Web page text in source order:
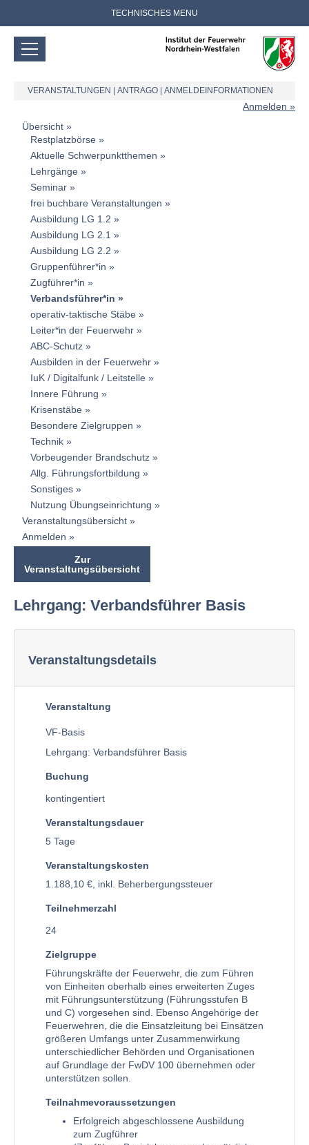
TECHNISCHES MENU
VERANSTALTUNGEN ANTRAGO ANMELDEINFORMATIONEN
Anmelden
Übersicht
Restplatzbörse
Aktuelle Schwerpunktthemen
Lehrgänge
Seminar
frei buchbare Veranstaltungen
Ausbildung LG 1.2
Ausbildung LG 2.1
Ausbildung LG 2.2
Gruppenführer*in
Zugführer*in
Verbandsführer*in
operativ-taktische Stäbe
Leiter*in der Feuerwehr
ABC-Schutz
Ausbilden in der Feuerwehr
IuK / Digitalfunk / Leitstelle
Innere Führung
Krisenstäbe
Besondere Zielgruppen
Technik
Vorbeugender Brandschutz
Allg. Führungsfortbildung
Sonstiges
Nutzung Übungseinrichtung
Veranstaltungsübersicht
Anmelden
Zur
Veranstaltungsübersicht
Lehrgang: Verbandsführer Basis
Veranstaltungsdetails
Veranstaltung
VF-Basis
Lehrgang: Verbandsführer Basis
Buchung
kontingentiert
Veranstaltungsdauer
5 Tage
Veranstaltungskosten
1.188,10 €, inkl. Beherbergungssteuer
Teilnehmerzahl
24
Zielgruppe
Führungskräfte der Feuerwehr, die zum Führen
von Einheiten oberhalb eines erweiterten Zuges
mit Führungsunterstützung (Führungsstufen B
und C) vorgesehen sind. Ebenso Angehörige der
Feuerwehren, die die Einsatzleitung bei Einsätzen
größeren Umfangs unter Zusammenwirkung
unterschiedlicher Behörden und Organisationen
auf Grundlage der FwDV 100 übernehmen oder
unterstützen sollen.
Teilnahmevoraussetzungen
Erfolgreich abgeschlossene Ausbildung
zum Zugführer